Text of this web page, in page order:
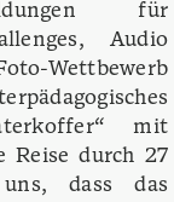
für
Audio
Wettbewerb
mit
Reise durch 27
dass das